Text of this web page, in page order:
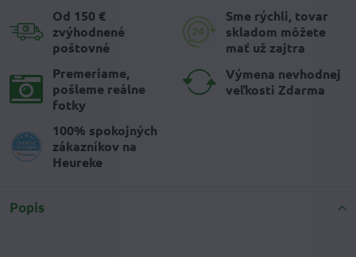
Od 150 €
zvýhodnené
poštovné
Sme rýchli, tovar
skladom môžete
mať už zajtra
Premeriame,
pošleme reálne
fotky
Výmena nevhodnej
veľkosti Zdarma
100% spokojných
zákazníkov na
Heureke
Popis